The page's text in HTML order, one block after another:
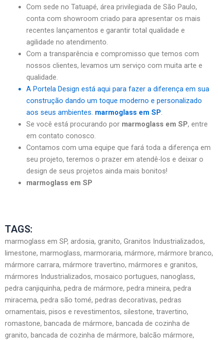
Com sede no Tatuapé, área privilegiada de São Paulo,
conta com showroom criado para apresentar os mais
recentes lançamentos e garantir total qualidade e
agilidade no atendimento.
Com a transparência e compromisso que temos com
nossos clientes, levamos um serviço com muita arte e
qualidade.
A Portela Design está aqui para fazer a diferença em sua
construção dando um toque moderno e personalizado
aos seus ambientes. marmoglass em SP.
Se você está procurando por marmoglass em SP, entre
em contato conosco.
Contamos com uma equipe que fará toda a diferença em
seu projeto, teremos o prazer em atendê-los e deixar o
design de seus projetos ainda mais bonitos!
marmoglass em SP
TAGS:
marmoglass em SP, ardosia, granito, Granitos Industrializados,
limestone, marmoglass, marmoraria, mármore, mármore branco,
mármore carrara, mármore travertino, mármores e granitos,
mármores Industrializados, mosaico portugues, nanoglass,
pedra canjiquinha, pedra de mármore, pedra mineira, pedra
miracema, pedra são tomé, pedras decorativas, pedras
ornamentais, pisos e revestimentos, silestone, travertino,
romastone, bancada de mármore, bancada de cozinha de
granito, bancada de cozinha de mármore, balcão mármore,